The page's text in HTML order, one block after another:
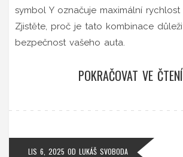
symbol Y označuje maximální
Zjistěte, proč je tato kombinace
bezpečnost vašeho auta.
POKRAČOVAT VE
LIS 6, 2025 OD LUKÁŠ SVOBODA